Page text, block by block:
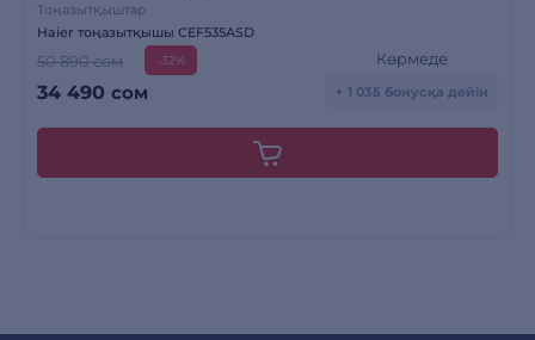
Тоңазытқыштар
Haier тоңазытқышы CEF535ASD
50 890 сом -32%
34 490 сом
Көрмеде
+ 1 035 бонусқа дейін